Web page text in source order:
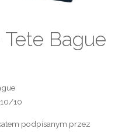
Bague
10
podpisanym przez